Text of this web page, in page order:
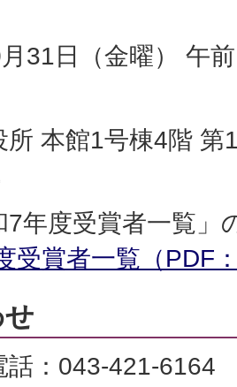
31日（金曜） 午
所 本館1号棟4階 第
7年度受賞者一覧」
受賞者一覧（PDF
：043-421-6164